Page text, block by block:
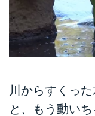
川からすくっ
と、もう動いち